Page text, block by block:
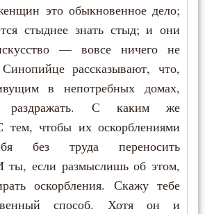
это обыкновенное дело;
стыднее знать стыд; и они
— вовсе ничего не
рассказывают, что,
в непотребных домах,
раздражать. С каким же
тем, чтобы их оскорблениями
без труда переносить
ты, если размыслишь об этом,
оскорбления. Скажу тебе
способ. Хотя он и